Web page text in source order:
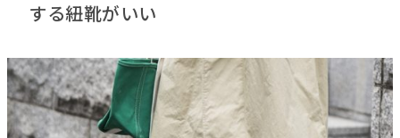
する紐靴がいい